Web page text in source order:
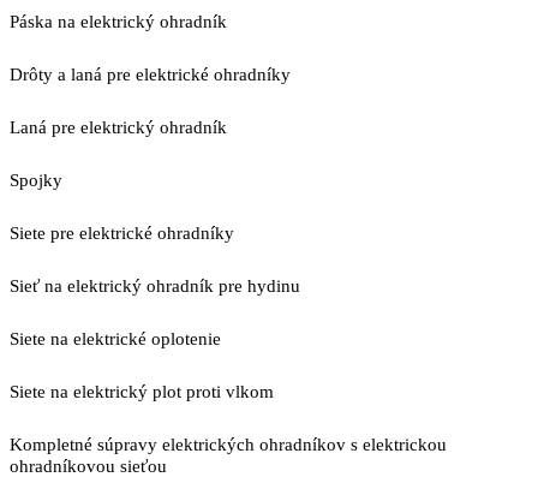
Páska na elektrický ohradník
Drôty a laná pre elektrické ohradníky
Laná pre elektrický ohradník
Spojky
Siete pre elektrické ohradníky
Sieť na elektrický ohradník pre hydinu
Siete na elektrické oplotenie
Siete na elektrický plot proti vlkom
Kompletné súpravy elektrických ohradníkov s elektrickou
ohradníkovou sieťou